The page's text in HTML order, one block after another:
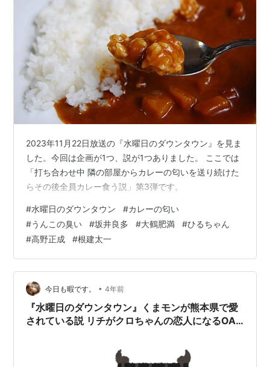
2023年11月22日放送の『水曜日のダウンタウン』を見ま
した。今回は企画が1つ、説が1つありました。 ここでは
「打ち合わせ中 隣の部屋からカレーの匂いを送り続けた
らその後全員カレー食う説」第3弾です。
#水曜日のダウンタウン #カレーの匂い
#うんこの臭い #坂井良多 #大鶴肥満 #ひるちゃん
#高野正成 #根建太一
今日も暇です。 • 4年前
『水曜日のダウンタウン』くまモンが熊本県で愛
されている説 リチがクロちゃんの恋人になるOA